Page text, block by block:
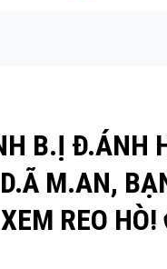
B.Ị Đ.ÁNH
M.AN,
REO